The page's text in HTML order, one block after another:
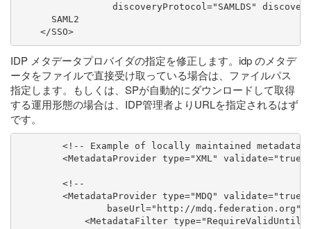
discoveryProtocol="SAMLDS"
SAML2
</SSO>
IDP メタデータプロバイダの指定を修正します。idp のメタデ
ータをファイルで直接受け取っている場合は、ファイルパス
指定します。もしくは、SPが自動的にダウンロードして取得
する運用形態の場合は、IDP管理者よりURLを指定されるはず
です。
<!-- Example of locally maintained metadata.
<MetadataProvider type="XML" validate="true"
<!--
<MetadataProvider type="MDQ" validate="true"
baseUrl="http://mdq.federation.org"
<MetadataFilter type="RequireValidUntil"